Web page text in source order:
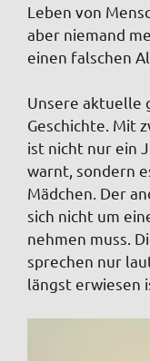
Leben von
aber niemand
einen falschen
Unsere aktuelle
Geschichte. Mit
ist nicht nur ein
warnt, sondern
Mädchen. Der
sich nicht um
nehmen muss.
sprechen nur
längst erwiesen